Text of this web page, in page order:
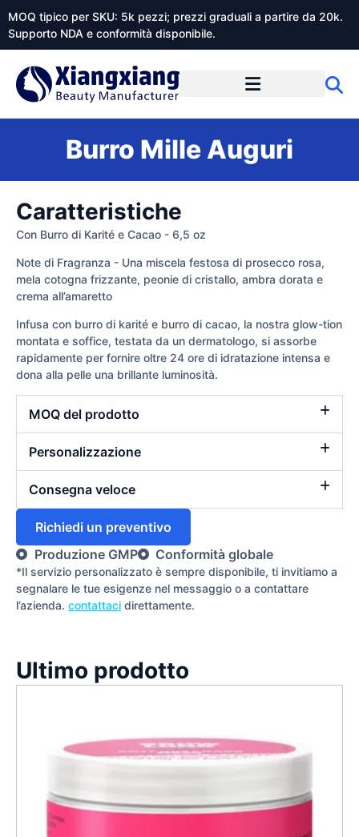
MOQ tipico per SKU: 5k pezzi; prezzi graduali a partire da 20k.
Supporto NDA e conformità disponibile.
Burro Mille Auguri
Caratteristiche
Con Burro di Karité e Cacao - 6,5 oz
Note di Fragranza - Una miscela festosa di prosecco rosa,
mela cotogna frizzante, peonie di cristallo, ambra dorata e
crema all’amaretto
Infusa con burro di karité e burro di cacao, la nostra glow-tion
montata e soffice, testata da un dermatologo, si assorbe
rapidamente per fornire oltre 24 ore di idratazione intensa e
dona alla pelle una brillante luminosità.
MOQ del prodotto
Personalizzazione
Consegna veloce
Richiedi un preventivo
Produzione GMP
Conformità globale
*Il servizio personalizzato è sempre disponibile, ti invitiamo a
segnalare le tue esigenze nel messaggio o a contattare
l’azienda. contattaci direttamente.
Ultimo prodotto